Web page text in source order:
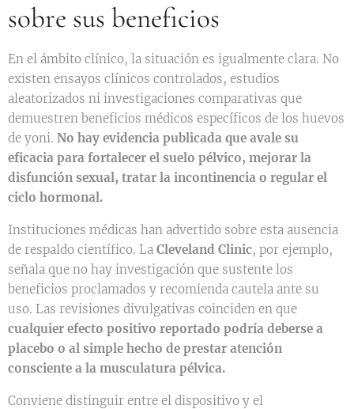
sobre sus beneficios
En el ámbito clínico, la situación es igualmente clara. No
existen ensayos clínicos controlados, estudios
aleatorizados ni investigaciones comparativas que
demuestren beneficios médicos específicos de los huevos
de yoni. No hay evidencia publicada que avale su
eficacia para fortalecer el suelo pélvico, mejorar la
disfunción sexual, tratar la incontinencia o regular el
ciclo hormonal.
Instituciones médicas han advertido sobre esta ausencia
de respaldo científico. La Cleveland Clinic, por ejemplo,
señala que no hay investigación que sustente los
beneficios proclamados y recomienda cautela ante su
uso. Las revisiones divulgativas coinciden en que
cualquier efecto positivo reportado podría deberse a
placebo o al simple hecho de prestar atención
consciente a la musculatura pélvica.
Conviene distinguir entre el dispositivo y el